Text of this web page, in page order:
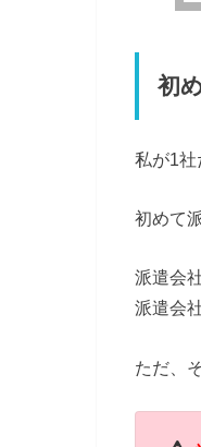
初
私が1社
初めて
派遣会
派遣会
ただ、